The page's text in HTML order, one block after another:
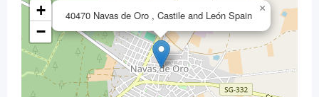
40470 Navas de Oro , Castile and León Spain
×
+
−